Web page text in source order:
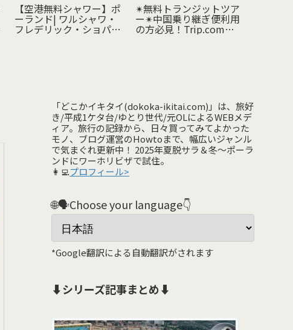
【空港無料シャワー】ポ
ーランド| ワルシャワ・
フレデリック・ショパン
✴︎無料トランジットツア
ー✴︎中国乗り継ぎ便利用
の方必見！Trip.com主
催の無料乗り継ぎツアー
「どこかイキタイ(dokoka-ikitai.com)」は、旅好
き/平成1ケタ台/ゆとり世代/元OLによるWEBメデ
ィア。旅行の記録から、日々買ってみてよかった
モノ、ブログ運営のHowtoまで、幅広いジャンル
で気まぐれ更新中！ 2025年夏脱サラ＆冬〜ポーラ
ンドにワーホリビザで試住。
👩‍💻プロフィール>
🌐🗣️Choose your language👇
*Google翻訳による自動翻訳がされます
⬇️シリーズ記事まとめ⬇️